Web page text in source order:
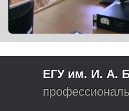
ЕГУ им. И. А.